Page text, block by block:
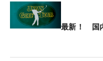
最新！ 国